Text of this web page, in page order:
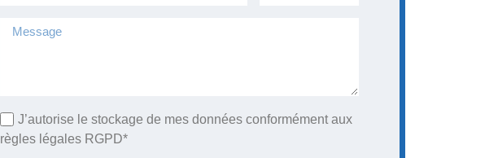
J’autorise le stockage de mes données conformément aux
règles légales RGPD*